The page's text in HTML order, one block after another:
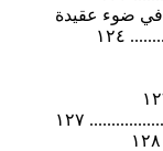
عقيدة
١٢٧